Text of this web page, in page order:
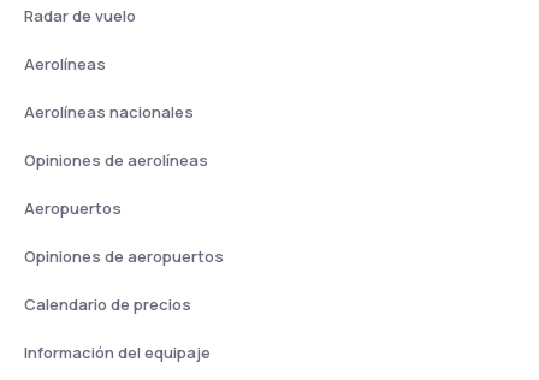
Radar de vuelo
Aerolíneas
Aerolíneas nacionales
Opiniones de aerolíneas
Aeropuertos
Opiniones de aeropuertos
Calendario de precios
Información del equipaje